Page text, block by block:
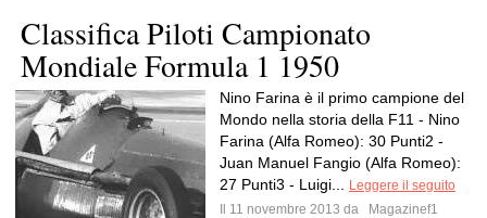
Classifica Piloti Campionato
Mondiale Formula 1 1950
Nino Farina è il primo campione del
Mondo nella storia della F11 - Nino
Farina (Alfa Romeo): 30 Punti2 -
Juan Manuel Fangio (Alfa Romeo):
27 Punti3 - Luigi...
Leggere il seguito
Il 11 novembre 2013 da
Magazinef1